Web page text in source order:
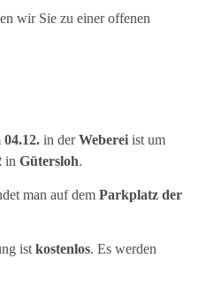
wir Sie zu einer offenen
04.12.in derWeberei ist um
in Gütersloh.
man auf dem Parkplatz der
ist kostenlos. Es werden